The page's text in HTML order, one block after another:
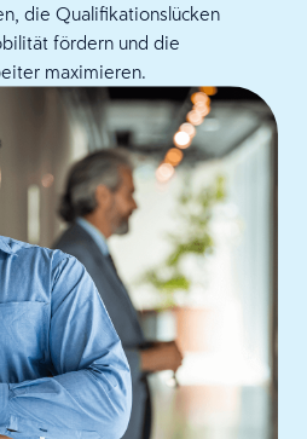
die Qualifikationslücken
fördern und die
maximieren.